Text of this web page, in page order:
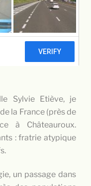
Sylvie Etiève, je
la France (près de
à Châteauroux.
: fratrie atypique
un passage dans